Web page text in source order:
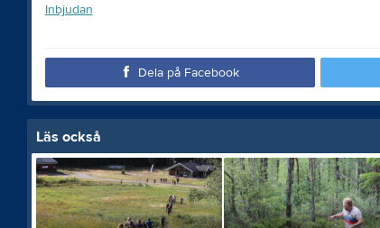
Inbjudan
Dela på Facebook
Läs också